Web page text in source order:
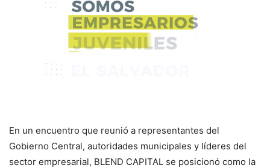
En un encuentro que reunió a representantes del
Gobierno Central, autoridades municipales y líderes del
sector empresarial, BLEND CAPITAL se posicionó como la